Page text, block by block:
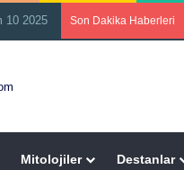
10 2025 Son Dakika Haberleri
Mitolojiler Destanlar